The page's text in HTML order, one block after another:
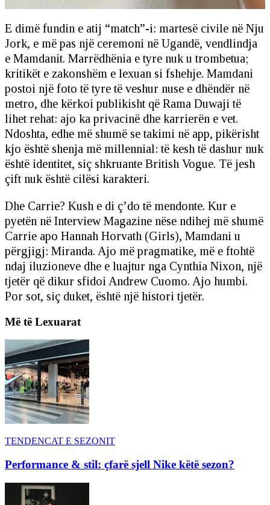
E dimë fundin e atij “match”-i: martesë civile në Nju
Jork, e më pas një ceremoni në Ugandë, vendlindja
e Mamdanit. Marrëdhënia e tyre nuk u trombetua;
kritikët e zakonshëm e lexuan si fshehje. Mamdani
postoi një foto të tyre të veshur nuse e dhëndër në
metro, dhe kërkoi publikisht që Rama Duwaji të
lihet rehat: ajo ka privacinë dhe karrierën e vet.
Ndoshta, edhe më shumë se takimi në app, pikërisht
kjo është shenja më millennial: të kesh të dashur nuk
është identitet, siç shkruante British Vogue. Të jesh
çift nuk është cilësi karakteri.
Dhe Carrie? Kush e di ç’do të mendonte. Kur e
pyetën në Interview Magazine nëse ndihej më shumë
Carrie apo Hannah Horvath (Girls), Mamdani u
përgjigj: Miranda. Ajo më pragmatike, më e ftohtë
ndaj iluzioneve dhe e luajtur nga Cynthia Nixon, një
tjetër që dikur sfidoi Andrew Cuomo. Ajo humbi.
Por sot, siç duket, është një histori tjetër.
Më të Lexuarat
TENDENCAT E SEZONIT
Performance & stil: çfarë sjell Nike këtë sezon?